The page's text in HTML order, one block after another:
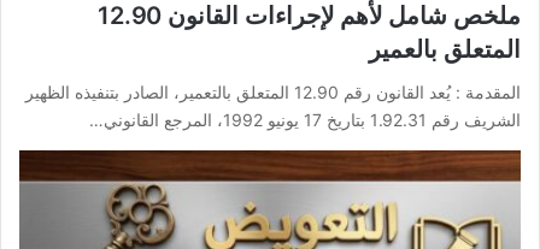
ملخص شامل لأهم لإجراءات القانون 12.90
المتعلق بالعمير
المقدمة : يُعد القانون رقم 12.90 المتعلق بالتعمير، الصادر بتنفيذه الظهير
الشريف رقم 1.92.31 بتاريخ 17 يونيو 1992، المرجع القانوني…